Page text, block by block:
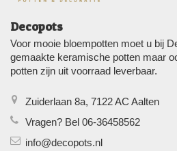
Decopots
Voor mooie bloempotten moet u bij
gemaakte keramische potten maar
potten zijn uit voorraad leverbaar.
Zuiderlaan 8a, 7122 AC Aalten
Vragen? Bel 06-36458562
info@decopots.nl